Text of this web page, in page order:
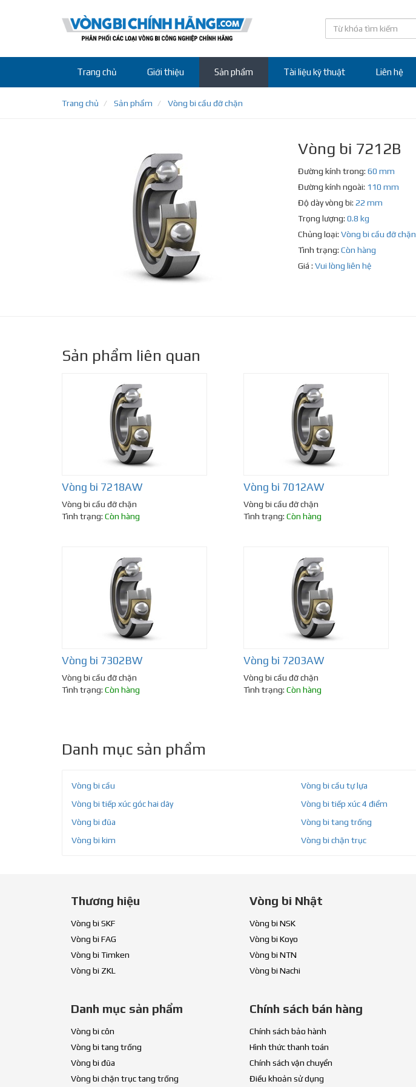
Trang chủ Giới thiệu Sản phẩm Tài liệu kỹ thuật Liên hệ
Trang chủ Sản phẩm Vòng bi cầu đỡ chặn
Vòng bi 7212B
Đường kính trong: 60 mm
Đường kính ngoài: 110 mm
Độ dày vòng bi: 22 mm
Trọng lượng: 0.8 kg
Chủng loại: Vòng bi cầu đỡ chặn
Tình trạng: Còn hàng
Giá : Vui lòng liên hệ
Sản phẩm liên quan
Vòng bi 7218AW
Vòng bi cầu đỡ chặn
Tình trạng: Còn hàng
Vòng bi 7012AW
Vòng bi cầu đỡ chặn
Tình trạng: Còn hàng
Vòng bi 7302BW
Vòng bi cầu đỡ chặn
Tình trạng: Còn hàng
Vòng bi 7203AW
Vòng bi cầu đỡ chặn
Tình trạng: Còn hàng
Danh mục sản phẩm
Vòng bi cầu Vòng bi cầu tự lựa
Vòng bi tiếp xúc góc hai dãy
Vòng bi tiếp xúc 4 điểm
Vòng bi đũa
Vòng bi tang trống
Vòng bi kim
Vòng bi chặn trục
Thương hiệu
Vòng bi SKF
Vòng bi FAG
Vòng bi Timken
Vòng bi ZKL
Vòng bi Nhật
Vòng bi NSK
Vòng bi Koyo
Vòng bi NTN
Vòng bi Nachi
Danh mục sản phẩm
Vòng bi côn
Vòng bi tang trống
Vòng bi đũa
Vòng bi chặn trục tang trống
Chính sách bán hàng
Chính sách bảo hành
Hình thức thanh toán
Chính sách vận chuyển
Điều khoản sử dụng